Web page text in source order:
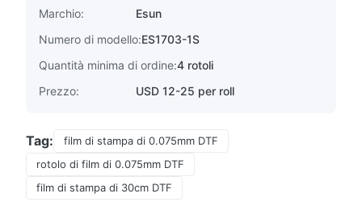
Marchio:
Esun
Numero di modello:ES1703-1S
Quantità minima di ordine:4 rotoli
Prezzo:
USD 12-25 per roll
Tag:
film di stampa di 0.075mm DTF
rotolo di film di 0.075mm DTF
film di stampa di 30cm DTF